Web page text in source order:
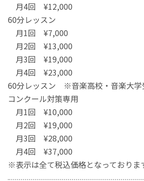
月4回 ¥12,000
60分レッスン
月1回 ¥7,000
月2回 ¥13,000
月3回 ¥19,000
月4回 ¥23,000
60分レッスン ※音楽高校・音楽大学
コンクール対策専用
月1回 ¥10,000
月2回 ¥19,000
月3回 ¥28,000
月4回 ¥37,000
※表示は全て税込価格となっておりま